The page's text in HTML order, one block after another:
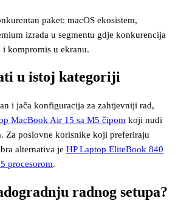
paket: macOS ekosistem,
izrada u segmentu gdje konkurencija
i kompromis u ekranu.
u istoj kategoriji
i jača konfiguracija za zahtjevniji rad,
MacBook Air 15 sa M5 čipom koji nudi
Za poslovne korisnike koji preferiraju
alternativa je HP Laptop EliteBook 840
procesorom.
radnog setupa?